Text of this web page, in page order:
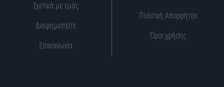
Σχετικά με εμάς
Διαφημιστείτε
Επικοινωνία
Πολιτική Απορρήτου
Όροι χρήσης